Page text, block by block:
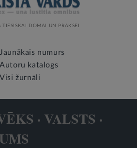
TIESISKAI DOMAI UN PRAKSEI
Jaunākais numurs
Autoru katalogs
Visi žurnāli
· VALSTS ·